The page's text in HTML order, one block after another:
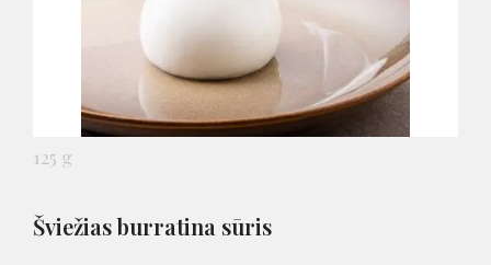
125 g
Šviežias burratina sūris